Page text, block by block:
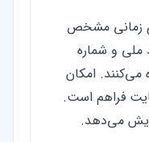
زمانی مشخص
ملی و شماره
می‌کنند. امکان
فراهم است.
می‌دهد.